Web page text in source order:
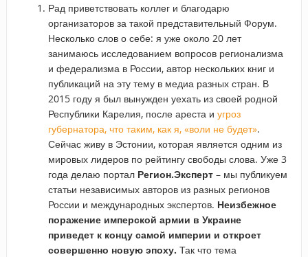
Рад приветствовать коллег и благодарю
организаторов за такой представительный Форум.
Несколько слов о себе: я уже около 20 лет
занимаюсь исследованием вопросов регионализма
и федерализма в России, автор нескольких книг и
публикаций на эту тему в медиа разных стран. В
2015 году я был вынужден уехать из своей родной
Республики Карелия, после ареста и угроз
губернатора, что таким, как я, «воли не будет».
Сейчас живу в Эстонии, которая является одним из
мировых лидеров по рейтингу свободы слова. Уже 3
года делаю портал Регион.Эксперт– мы публикуем
статьи независимых авторов из разных регионов
России и международных экспертов. Неизбежное
поражение имперской армии в Украине
приведет к концу самой империи и откроет
совершенно новую эпоху. Так что тема